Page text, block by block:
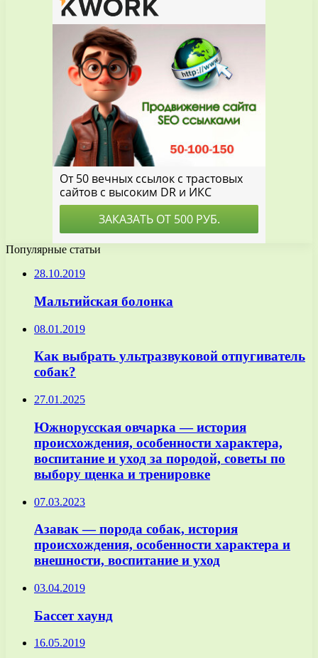
Популярные статьи
28.10.2019
Мальтийская болонка
08.01.2019
Как выбрать ультразвуковой отпугиватель
собак?
27.01.2025
Южнорусская овчарка — история
происхождения, особенности характера,
воспитание и уход за породой, советы по
выбору щенка и тренировке
07.03.2023
Азавак — порода собак, история
происхождения, особенности характера и
внешности, воспитание и уход
03.04.2019
Бассет хаунд
16.05.2019